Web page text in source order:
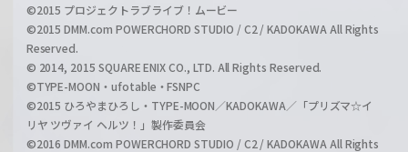
©2015 プロジェクトラブライブ！ムービー
©2015 DMM.com POWERCHORD STUDIO / C2 / KADOKAWA All Rights
Reserved.
© 2014, 2015 SQUARE ENIX CO., LTD. All Rights Reserved.
©TYPE-MOON・ufotable・FSNPC
©2015 ひろやまひろし・TYPE-MOON／KADOKAWA／「プリズマ☆イ
リヤ ツヴァイ ヘルツ！」製作委員会
©2016 DMM.com POWERCHORD STUDIO / C2 / KADOKAWA All Rights